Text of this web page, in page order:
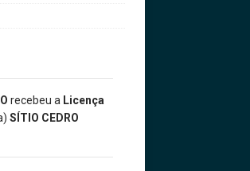
recebeu a Licença
SÍTIO CEDRO